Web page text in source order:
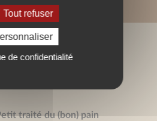
traité du (bon) pain
Tout refuser
de confidentialité